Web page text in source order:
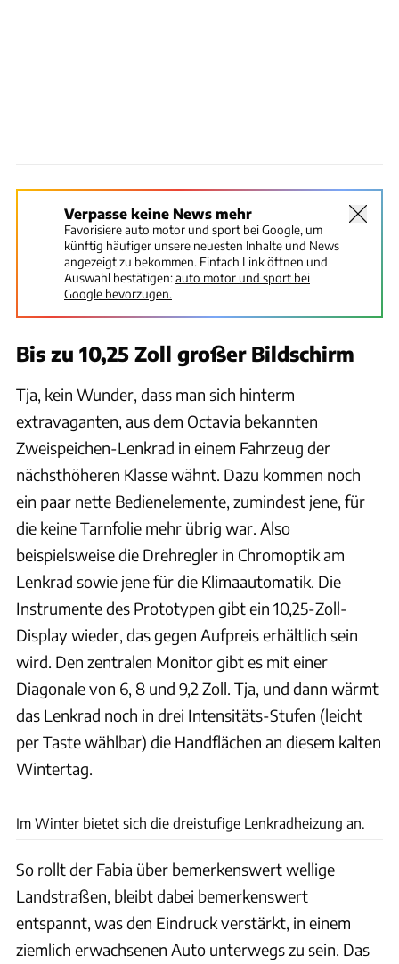
Verpasse keine News mehr
Favorisiere auto motor und sport bei Google, um
künftig häufiger unsere neuesten Inhalte und News
angezeigt zu bekommen. Einfach Link öffnen und
Auswahl bestätigen:auto motor und sport bei
Google bevorzugen.
Bis zu 10,25 Zoll großer Bildschirm
Tja, kein Wunder, dass man sich hinterm
extravaganten, aus dem Octavia bekannten
Zweispeichen-Lenkrad in einem Fahrzeug der
nächsthöheren Klasse wähnt. Dazu kommen noch
ein paar nette Bedienelemente, zumindest jene, für
die keine Tarnfolie mehr übrig war. Also
beispielsweise die Drehregler in Chromoptik am
Lenkrad sowie jene für die Klimaautomatik. Die
Instrumente des Prototypen gibt ein 10,25-Zoll-
Display wieder, das gegen Aufpreis erhältlich sein
wird. Den zentralen Monitor gibt es mit einer
Diagonale von 6, 8 und 9,2 Zoll. Tja, und dann wärmt
das Lenkrad noch in drei Intensitäts-Stufen (leicht
per Taste wählbar) die Handflächen an diesem kalten
Wintertag.
Im Winter bietet sich die dreistufige Lenkradheizung an.
So rollt der Fabia über bemerkenswert wellige
Landstraßen, bleibt dabei bemerkenswert
entspannt, was den Eindruck verstärkt, in einem
ziemlich erwachsenen Auto unterwegs zu sein. Das